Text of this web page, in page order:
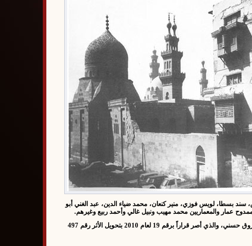
بسطا، لويس فوزي، منير كنعان، محمد ضياء الدين، عبد الغني أبو
عمار والمعماريين محمد مهيب ونبيل غالي وأحمد ربيع وغيرهم.
وبعد وفاة المعماري العالمي حسن فتحي في عام 1989 أهمل البيت إلى أن تم تجديده في أوائل الألفية، إلى أن تقدم المعماري عصام صفي الدين بفكرة مشروع بيت المعمار إلى وزير الثقافة فاروق حسني، والذي أصر قراراً برقم 19 لعام 2010 بتحويل الأثر رقم 497